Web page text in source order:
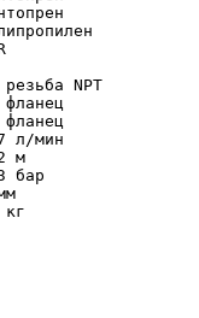
NPT
л/мин
м
бар